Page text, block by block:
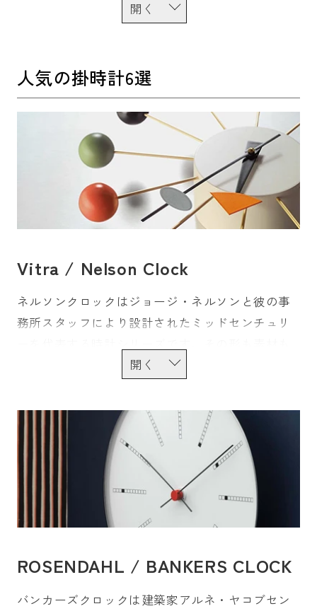
アルネ・ヤコブセンが自身の建築のため設計した
間のシンボルとして調和を司る重要な存在。天然
木、アルミ、スチール、真鍮など素材や質感のバ
リエーションも豊富で、あらゆるテーマのお部屋
作りで指針となります。また、ウォールクロック
は、ペンダントライトなどと並んで空間のアイキ
ャッチになることも多いため、インテリアの基調
とは違うカラーを差し色として採用することでア
クセントとしても機能します。
クトがあるのも掛時計の特徴です。ミッドセンチ
ルソンクロックが、バウハウススタイルにはマッ
クス・ビルのコレクションが、北欧モダンにはヘ
ニング・コッペルのHKクロックがあり、日本でも
Lemnos社が日本のモダンデザインを象徴するリ
人気の掛時計6選
Vitra / Nelson Clock
ネルソンクロックはジョージ・ネルソンと彼の事
務所スタッフにより設計されたミッドセンチュリ
様々ですが、幾何学的な造形の中に有機的曲線や
ムは通底しており、発表以来デザインクロックの
象徴的存在です。
ROSENDAHL / BANKERS CLOCK
バンカーズクロックは建築家アルネ・ヤコブセン